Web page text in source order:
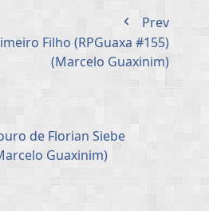
Prev
Filho (RPGuaxa #155)
(Marcelo Guaxinim)
de Florian Siebe
Guaxinim)